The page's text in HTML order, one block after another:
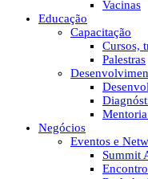
Vacinas
Educação
Capacitação
Cursos,
Palestras
Negócios
Eventos e
Summit